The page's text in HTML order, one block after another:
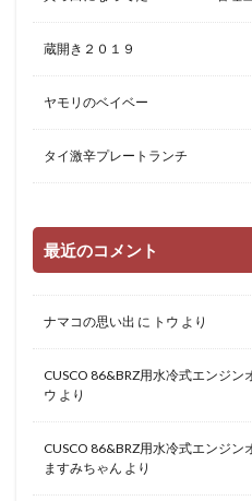
蔵開き２０１９
ヤモリのベイベー
タイ激辛プレートランチ
最近のコメント
ナマコの思い出 に トウ より
CUSCO 86&BRZ用水冷式エンジ
ウ より
CUSCO 86&BRZ用水冷式エンジ
ますみちゃん より